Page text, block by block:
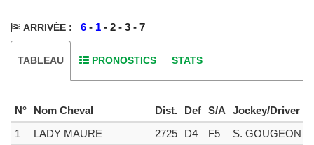
ARRIVÉE : 6 - 1 - 2 - 3 - 7
TABLEAU PRONOSTICS STATS
N° Nom Cheval Dist. Def S/A
Jockey/Driver
1
LADY MAURE 2725 D4 F5
S. GOUGEON